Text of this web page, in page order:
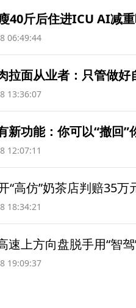
40斤后住进ICU AI减
06:49:44
拉面从业者：只管做好
13:36:07
新功能：你可以“撤回”
12:07:11
“高仿”奶茶店判赔35
18:34:21
速上方向盘脱手用“智
19:09:37